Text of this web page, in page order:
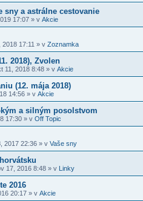
sny a astrálne cestovanie
17:07 » v Akcie
2018 17:11 » v Zoznamka
2018), Zvolen
11, 2018 8:48 » v Akcie
(12. mája 2018)
14:56 » v Akcie
a silným posolstvom
17:30 » v Off Topic
2017 22:36 » v Vaše sny
17, 2016 8:48 » v Linky
2016
20:17 » v Akcie